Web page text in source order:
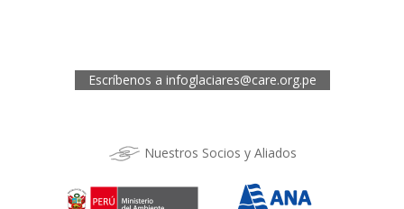
Escríbenos a infoglaciares@care.org.pe
Nuestros Socios y Aliados